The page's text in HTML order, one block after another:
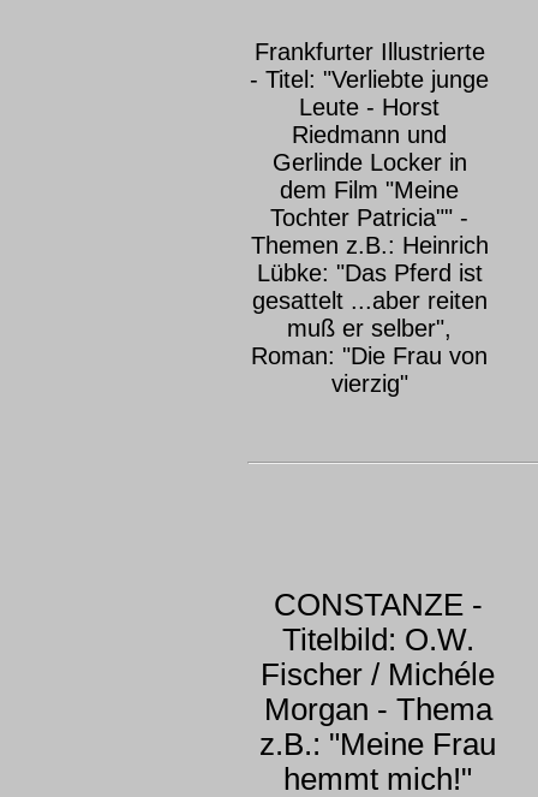
Frankfurter Illustrierte
- Titel: "Verliebte junge
Leute - Horst
Riedmann und
Gerlinde Locker in
dem Film "Meine
Tochter Patricia"" -
Themen z.B.: Heinrich
Lübke: "Das Pferd ist
gesattelt ...aber reiten
muß er selber",
Roman: "Die Frau von
vierzig"
CONSTANZE -
Titelbild: O.W.
Fischer / Michéle
Morgan - Thema
z.B.: "Meine Frau
hemmt mich!"